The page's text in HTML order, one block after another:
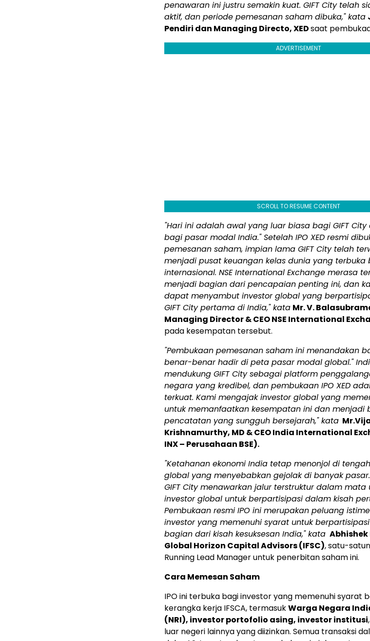
penawaran ini justru semakin kuat. GIFT City telah
aktif, dan periode pemesanan saham dibuka," kata
Pendiri dan Managing Directo, XEDsaat
ADVERTISEMENT
SCROLL TO RESUME CONTENT
"Hari ini adalah awal yang luar biasa bagi GIFT
bagi pasar modal India." Setelah IPO XED resmi
pemesanan saham, impian lama GIFT City telah
menjadi pusat keuangan kelas dunia yang terbuka
internasional. NSE International Exchange merasa
menjadi bagian dari pencapaian penting ini, dan
dapat menyambut investor global yang
GIFT City pertama di India," kata Mr. V.
Managing Director & CEO NSE International
pada kesempatan tersebut.
"Pembukaan pemesanan saham ini menandakan
benar-benar hadir di peta pasar modal global."
mendukung GIFT City sebagai platform
negara yang kredibel, dan pembukaan IPO XED
terkuat. Kami mengajak investor global yang
untuk memanfaatkan kesempatan ini dan menjadi
pencatatan yang sungguh bersejarah," kata
Krishnamurthy, MD & CEO India International
INX – Perusahaan BSE).
"Ketahanan ekonomi India tetap menonjol di
global yang menyebabkan gejolak di banyak
GIFT City menawarkan jalur terstruktur dalam
investor global untuk berpartisipasi dalam kisah
Pembukaan resmi IPO ini merupakan peluang
investor yang memenuhi syarat untuk
bagian dari kisah kesuksesan India," kata Abhishek
Global Horizon Capital Advisors (IFSC), satu-
Running Lead Manager untuk penerbitan saham ini.
Cara Memesan Saham
IPO ini terbuka bagi investor yang memenuhi syarat
kerangka kerja IFSCA, termasukWarga Negara
(NRI), investor portofolio asing, investor institusi
luar negeri lainnya yang diizinkan. Semua transaksi